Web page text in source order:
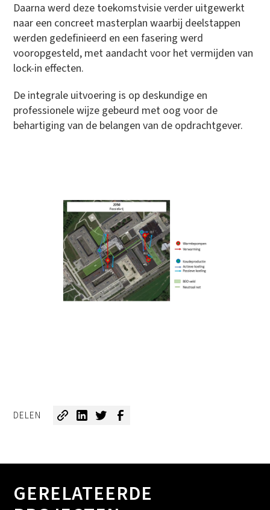
Daarna werd deze toekomstvisie verder uitgewerkt
naar een concreet masterplan waarbij deelstappen
werden gedefinieerd en een fasering werd
vooropgesteld, met aandacht voor het vermijden van
lock-in effecten.
De integrale uitvoering is op deskundige en
professionele wijze gebeurd met oog voor de
behartiging van de belangen van de opdrachtgever.
DELEN
GERELATEERDE